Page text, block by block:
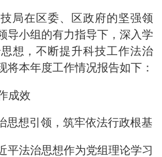
局在区委、区政府的坚强领
导小组的有力指导下，深入学
想，不断提升科技工作法治
将本年度工作情况报告如下：
成效
思想引领，筑牢依法行政根基
平法治思想作为党组理论学习